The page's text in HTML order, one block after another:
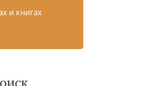
и книгах